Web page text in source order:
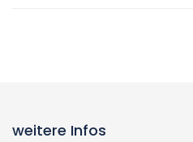
weitere Infos